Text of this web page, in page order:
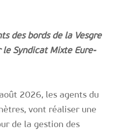
des bords de la Vesgre
Syndicat Mixte Eure-
2026, les agents du
vont réaliser une
de la gestion des